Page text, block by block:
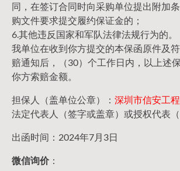
同，在签订合同时向采购单位提出附加
购文件要求提交履约保证金的；
6.其他违反国家和军队法律法规行为的。
我单位在收到你方提交的本保函原件及
赔通知后，（30）个工作日内，以上述
你方索赔金额。
担保人（盖单位公章）： 深圳市信安工
法定代表人（签字或盖章）或授权代表（
出函时间：2024年7月3日
微信询价：